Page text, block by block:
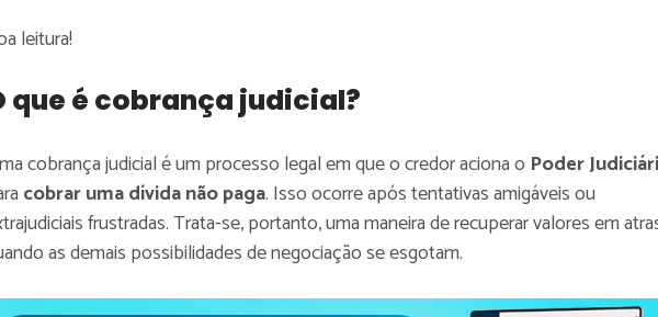
leitura!
que é cobrança judicial?
cobrança judicial é um processo legal em que o credor aciona o Poder
cobrar uma dívida não paga. Isso ocorre após tentativas amigáveis ou
frustradas. Trata-se, portanto, uma maneira de recuperar valores em
as demais possibilidades de negociação se esgotam.